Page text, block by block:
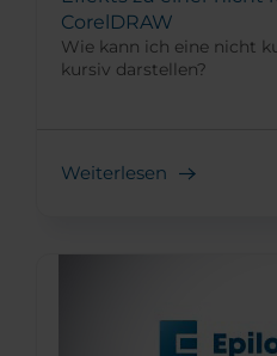
CorelDRAW
Wie kann ich eine nicht
kursiv darstellen?
Weiterlesen